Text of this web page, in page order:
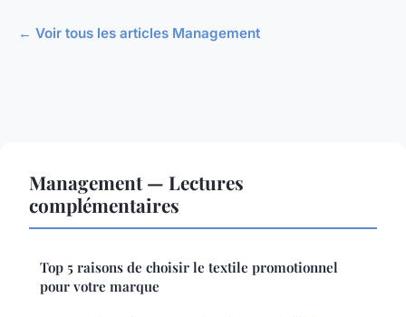
← Voir tous les articles Management
Management — Lectures
complémentaires
Top 5 raisons de choisir le textile promotionnel
pour votre marque